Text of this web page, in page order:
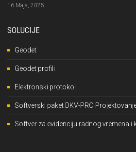
16 Maja, 2025
SOLUCIJE
Geodet
Geodet profili
Elektronski protokol
Softverski paket DKV-PRO
Softver za evidenciju radnog vremena i